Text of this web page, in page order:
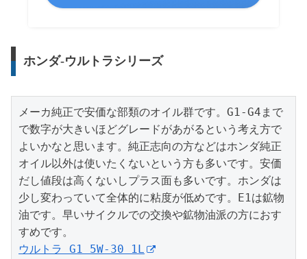
ホンダ-ウルトラシリーズ
メーカ純正で安価な部類のオイル群です。G1-G4まで
で数字が大きいほどグレードがあがるという考え方で
よいかなと思います。純正志向の方などはホンダ純正
オイル以外は使いたくないという方も多いです。安価
だし値段は高くないしプラス面も多いです。ホンダは
少し変わっていて全体的に粘度が低めです。E1は鉱物
油です。早いサイクルでの交換や鉱物油派の方におす
ウルトラ G1 5W-30 1L